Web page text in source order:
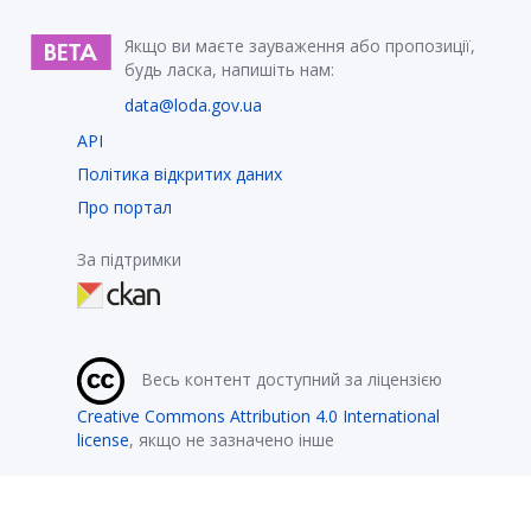
Якщо ви маєте зауваження або пропозиції,
будь ласка, напишіть нам:
data@loda.gov.ua
API
Політика відкритих даних
Про портал
За підтримки
Весь контент доступний за ліцензією
Creative Commons Attribution 4.0 International
license, якщо не зазначено інше